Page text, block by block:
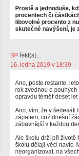
Prostě a jednoduše,
procentech či
libovolné procento z
skutečné navýšení, je
BP řekl(a)...
16. ledna 2019 v 18:39
Ano, poste.restante,
rok zvednou o
opravdu téměř deset
Ano, vím, že v šedesáti
zápalem, což dnešní
zábavnější v každou
Ale školu drží při životě
školu dělají věci navíc.
neorganizovat, na